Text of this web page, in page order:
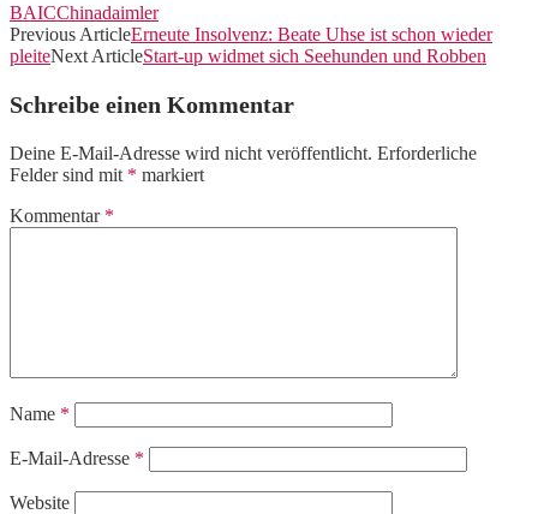
BAICChinadaimler
Previous ArticleErneute Insolvenz: Beate Uhse ist schon wieder
pleiteNext ArticleStart-up widmet sich Seehunden und Robben
Schreibe einen Kommentar
Deine E-Mail-Adresse wird nicht veröffentlicht. Erforderliche
Felder sind mit * markiert
Kommentar *
Name *
E-Mail-Adresse *
Website